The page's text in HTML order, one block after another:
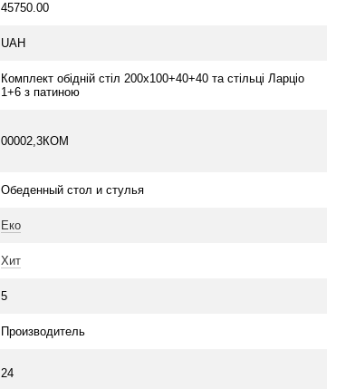
45750.00
UAH
Комплект обідній стіл 200х100+40+40 та стільці Ларціо
1+6 з патиною
00002,3КОМ
Обеденный стол и стулья
Еко
Хит
5
Производитель
24